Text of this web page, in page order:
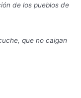
de los pueblos de
que no caigan